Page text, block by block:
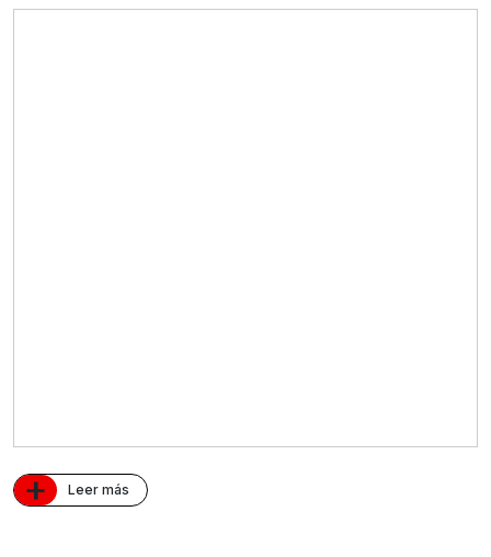
+ Leer más